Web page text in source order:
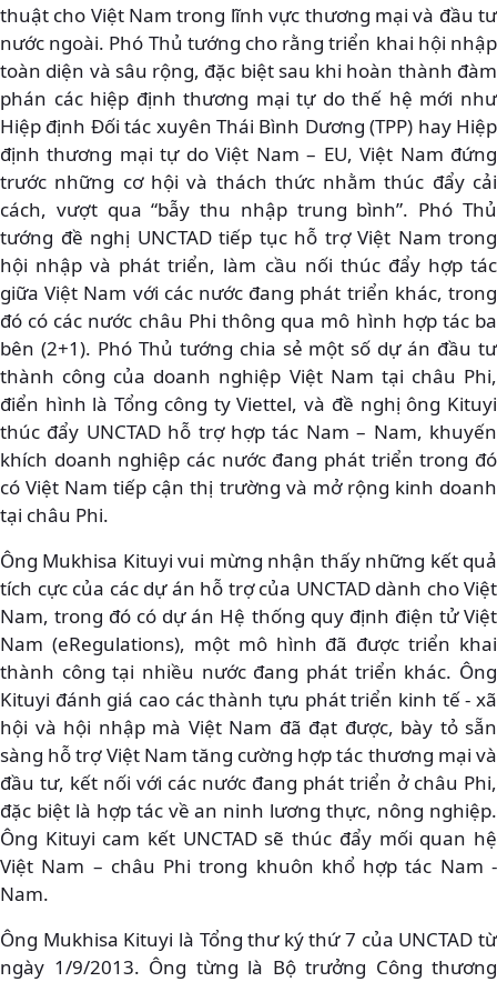
thuật cho Việt Nam trong lĩnh vực thương mại và đầu tư
nước ngoài. Phó Thủ tướng cho rằng triển khai hội nhập
toàn diện và sâu rộng, đặc biệt sau khi hoàn thành đàm
phán các hiệp định thương mại tự do thế hệ mới như
Hiệp định Đối tác xuyên Thái Bình Dương (TPP) hay Hiệp
định thương mại tự do Việt Nam – EU, Việt Nam đứng
trước những cơ hội và thách thức nhằm thúc đẩy cải
cách, vượt qua “bẫy thu nhập trung bình”. Phó Thủ
tướng đề nghị UNCTAD tiếp tục hỗ trợ Việt Nam trong
hội nhập và phát triển, làm cầu nối thúc đẩy hợp tác
giữa Việt Nam với các nước đang phát triển khác, trong
đó có các nước châu Phi thông qua mô hình hợp tác ba
bên (2+1). Phó Thủ tướng chia sẻ một số dự án đầu tư
thành công của doanh nghiệp Việt Nam tại châu Phi,
điển hình là Tổng công ty Viettel, và đề nghị ông Kituyi
thúc đẩy UNCTAD hỗ trợ hợp tác Nam – Nam, khuyến
khích doanh nghiệp các nước đang phát triển trong đó
có Việt Nam tiếp cận thị trường và mở rộng kinh doanh
tại châu Phi.
Ông Mukhisa Kituyi vui mừng nhận thấy những kết quả
tích cực của các dự án hỗ trợ của UNCTAD dành cho Việt
Nam, trong đó có dự án Hệ thống quy định điện tử Việt
Nam (eRegulations), một mô hình đã được triển khai
thành công tại nhiều nước đang phát triển khác. Ông
Kituyi đánh giá cao các thành tựu phát triển kinh tế - xã
hội và hội nhập mà Việt Nam đã đạt được, bày tỏ sẵn
sàng hỗ trợ Việt Nam tăng cường hợp tác thương mại và
đầu tư, kết nối với các nước đang phát triển ở châu Phi,
đặc biệt là hợp tác về an ninh lương thực, nông nghiệp.
Ông Kituyi cam kết UNCTAD sẽ thúc đẩy mối quan hệ
Việt Nam – châu Phi trong khuôn khổ hợp tác Nam -
Nam.
Ông Mukhisa Kituyi là Tổng thư ký thứ 7 của UNCTAD từ
ngày 1/9/2013. Ông từng là Bộ trưởng Công thương